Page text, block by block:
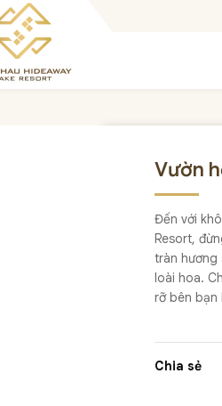
Vườn
Đến với
Resort,
tràn hương
loài hoa.
rỡ bên bạn
Chia sẻ